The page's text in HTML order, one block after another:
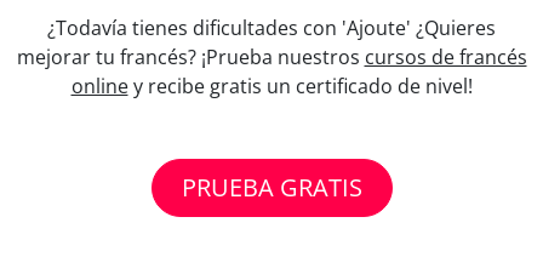
¿Todavía tienes dificultades con 'Ajoute' ¿Quieres
mejorar tu francés? ¡Prueba nuestros cursos de francés
onliney recibe gratis un certificado de nivel!
PRUEBA GRATIS